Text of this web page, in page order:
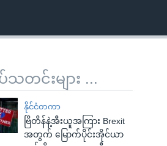
တင်းများ ...
နိုင်ငံတကာ
ဗြိတိန်နဲ့အီးယူအကြား Brexit
အတွက် မြောက်ပိုင်းအိုင်ယာ